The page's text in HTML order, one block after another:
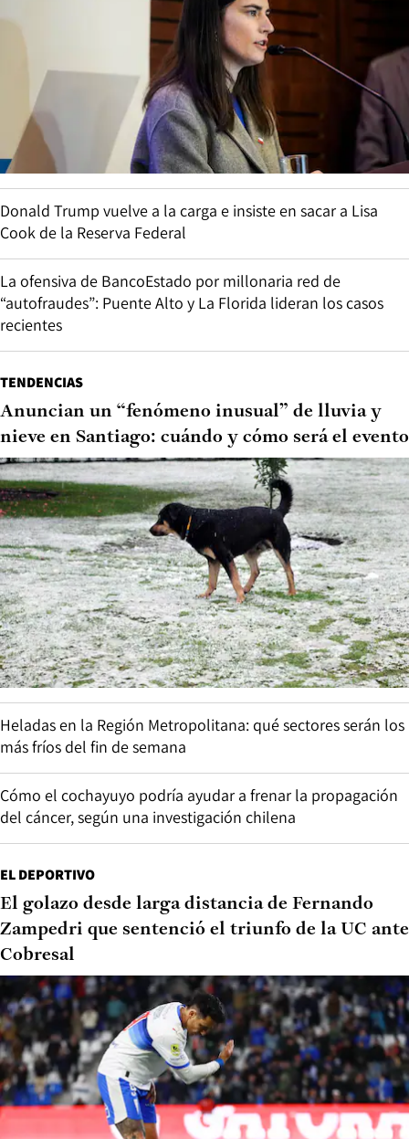
Donald Trump vuelve a la carga e insiste en sacar a Lisa
Cook de la Reserva Federal
La ofensiva de BancoEstado por millonaria red de
“autofraudes”: Puente Alto y La Florida lideran los casos
recientes
TENDENCIAS
Anuncian un “fenómeno inusual” de lluvia y
nieve en Santiago: cuándo y cómo será el evento
Heladas en la Región Metropolitana: qué sectores serán los
más fríos del fin de semana
Cómo el cochayuyo podría ayudar a frenar la propagación
del cáncer, según una investigación chilena
EL DEPORTIVO
El golazo desde larga distancia de Fernando
Zampedri que sentenció el triunfo de la UC ante
Cobresal